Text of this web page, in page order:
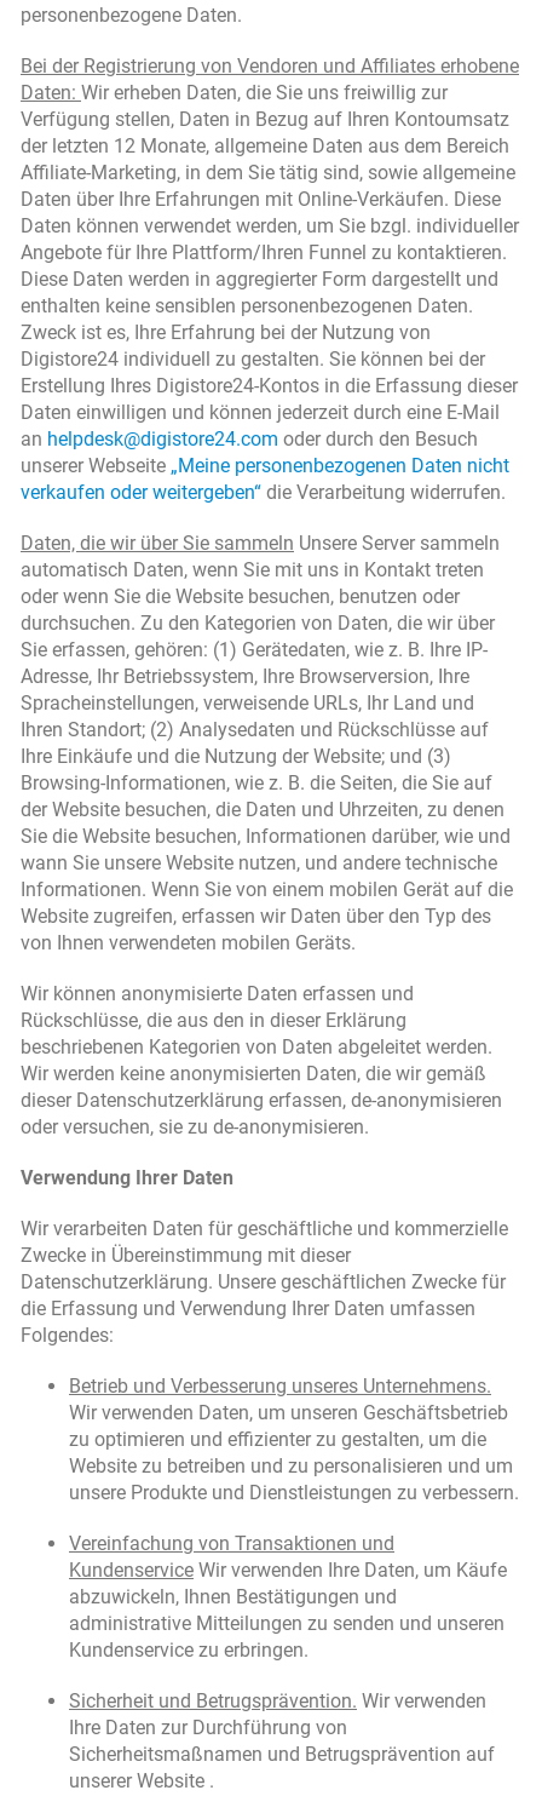
personenbezogene Daten.
Bei der Registrierung von Vendoren und Affiliates erhobene
Daten: Wir erheben Daten, die Sie uns freiwillig zur
Verfügung stellen, Daten in Bezug auf Ihren Kontoumsatz
der letzten 12 Monate, allgemeine Daten aus dem Bereich
Affiliate-Marketing, in dem Sie tätig sind, sowie allgemeine
Daten über Ihre Erfahrungen mit Online-Verkäufen. Diese
Daten können verwendet werden, um Sie bzgl. individueller
Angebote für Ihre Plattform/Ihren Funnel zu kontaktieren.
Diese Daten werden in aggregierter Form dargestellt und
enthalten keine sensiblen personenbezogenen Daten.
Zweck ist es, Ihre Erfahrung bei der Nutzung von
Digistore24 individuell zu gestalten. Sie können bei der
Erstellung Ihres Digistore24-Kontos in die Erfassung dieser
Daten einwilligen und können jederzeit durch eine E-Mail
an helpdesk@digistore24.com oder durch den Besuch
unserer Webseite „Meine personenbezogenen Daten nicht
verkaufen oder weitergeben“ die Verarbeitung widerrufen.
Daten, die wir über Sie sammeln Unsere Server sammeln
automatisch Daten, wenn Sie mit uns in Kontakt treten
oder wenn Sie die Website besuchen, benutzen oder
durchsuchen. Zu den Kategorien von Daten, die wir über
Sie erfassen, gehören: (1) Gerätedaten, wie z. B. Ihre IP-
Adresse, Ihr Betriebssystem, Ihre Browserversion, Ihre
Spracheinstellungen, verweisende URLs, Ihr Land und
Ihren Standort; (2) Analysedaten und Rückschlüsse auf
Ihre Einkäufe und die Nutzung der Website; und (3)
Browsing-Informationen, wie z. B. die Seiten, die Sie auf
der Website besuchen, die Daten und Uhrzeiten, zu denen
Sie die Website besuchen, Informationen darüber, wie und
wann Sie unsere Website nutzen, und andere technische
Informationen. Wenn Sie von einem mobilen Gerät auf die
Website zugreifen, erfassen wir Daten über den Typ des
von Ihnen verwendeten mobilen Geräts.
Wir können anonymisierte Daten erfassen und
Rückschlüsse, die aus den in dieser Erklärung
beschriebenen Kategorien von Daten abgeleitet werden.
Wir werden keine anonymisierten Daten, die wir gemäß
dieser Datenschutzerklärung erfassen, de-anonymisieren
oder versuchen, sie zu de-anonymisieren.
Verwendung Ihrer Daten
Wir verarbeiten Daten für geschäftliche und kommerzielle
Zwecke in Übereinstimmung mit dieser
Datenschutzerklärung. Unsere geschäftlichen Zwecke für
die Erfassung und Verwendung Ihrer Daten umfassen
Folgendes:
Betrieb und Verbesserung unseres Unternehmens.
Wir verwenden Daten, um unseren Geschäftsbetrieb
zu optimieren und effizienter zu gestalten, um die
Website zu betreiben und zu personalisieren und um
unsere Produkte und Dienstleistungen zu verbessern.
Vereinfachung von Transaktionen und
Kundenservice Wir verwenden Ihre Daten, um Käufe
abzuwickeln, Ihnen Bestätigungen und
administrative Mitteilungen zu senden und unseren
Kundenservice zu erbringen.
Sicherheit und Betrugsprävention. Wir verwenden
Ihre Daten zur Durchführung von
Sicherheitsmaßnamen und Betrugsprävention auf
unserer Website .